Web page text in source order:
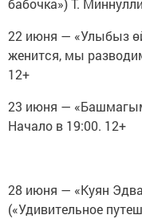
бабочка») Т.
22 июня — «Улыбыз
женится, мы
12+
23 июня —
Начало в 19:00. 12+
28 июня — «Куян
(«Удивительное